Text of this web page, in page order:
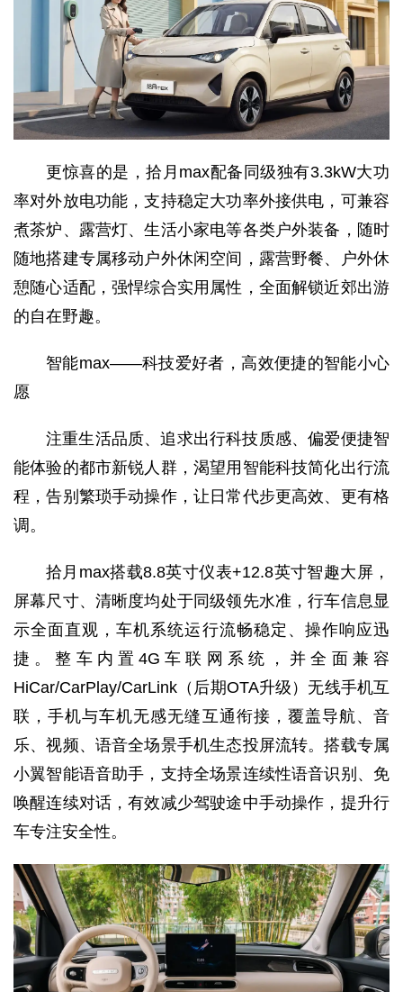
更惊喜的是，拾月max配备同级独有3.3kW大功
率对外放电功能，支持稳定大功率外接供电，可兼容
煮茶炉、露营灯、生活小家电等各类户外装备，随时
随地搭建专属移动户外休闲空间，露营野餐、户外休
憩随心适配，强悍综合实用属性，全面解锁近郊出游
的自在野趣。
智能max——科技爱好者，高效便捷的智能小心
愿
注重生活品质、追求出行科技质感、偏爱便捷智
能体验的都市新锐人群，渴望用智能科技简化出行流
程，告别繁琐手动操作，让日常代步更高效、更有格
调。
拾月max搭载8.8英寸仪表+12.8英寸智趣大屏，
屏幕尺寸、清晰度均处于同级领先水准，行车信息显
示全面直观，车机系统运行流畅稳定、操作响应迅
捷。整车内置4G车联网系统，并全面兼容
HiCar/CarPlay/CarLink（后期OTA升级）无线手机互
联，手机与车机无感无缝互通衔接，覆盖导航、音
乐、视频、语音全场景手机生态投屏流转。搭载专属
小翼智能语音助手，支持全场景连续性语音识别、免
唤醒连续对话，有效减少驾驶途中手动操作，提升行
车专注安全性。